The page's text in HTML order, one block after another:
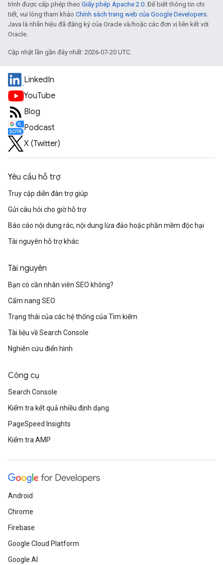
trình được cấp phép theo Giấy phép Apache 2.0. Để biết thông tin chi
tiết, vui lòng tham khảo Chính sách trang web của Google Developers.
Java là nhãn hiệu đã đăng ký của Oracle và/hoặc các đơn vị liên kết với
Oracle.
Cập nhật lần gần đây nhất: 2026-07-20 UTC.
LinkedIn
YouTube
Blog
Podcast
X (Twitter)
Yêu cầu hỗ trợ
Truy cập diễn đàn trợ giúp
Gửi câu hỏi cho giờ hỗ trợ
Báo cáo nội dung rác, nội dung lừa đảo hoặc phần mềm độc hại
Tài nguyên hỗ trợ khác
Tài nguyên
Bạn có cần nhân viên SEO không?
Cẩm nang SEO
Trạng thái của các hệ thống của Tìm kiếm
Tài liệu về Search Console
Nghiên cứu điển hình
Công cụ
Search Console
Kiểm tra kết quả nhiều định dạng
PageSpeed Insights
Kiểm tra AMP
Android
Chrome
Firebase
Google Cloud Platform
Google AI